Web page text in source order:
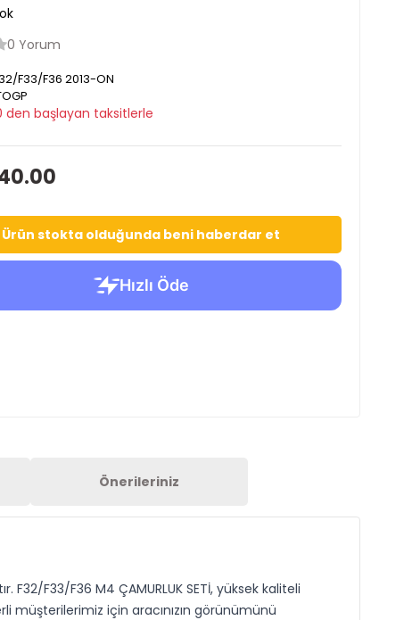
0 Yorum
F33/F36 2013-ON
den başlayan taksitlerle
Ürün stokta olduğunda beni haberdar et
Önerileriniz
F33/F36 M4 ÇAMURLUK SETİ, yüksek kaliteli
müşterilerimiz için aracınızın görünümünü